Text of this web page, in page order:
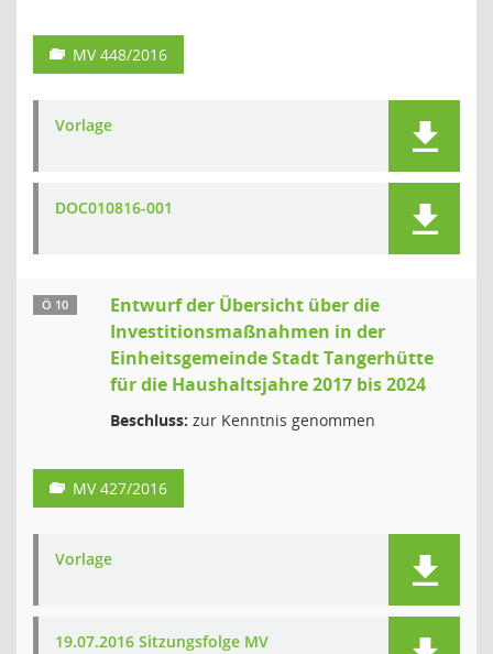
MV 448/2016
Vorlage
DOC010816-001
Ö 10
Entwurf der Übersicht über die
Investitionsmaßnahmen in der
Einheitsgemeinde Stadt Tangerhütte
für die Haushaltsjahre 2017 bis 2024
Beschluss: zur Kenntnis genommen
MV 427/2016
Vorlage
19.07.2016 Sitzungsfolge MV